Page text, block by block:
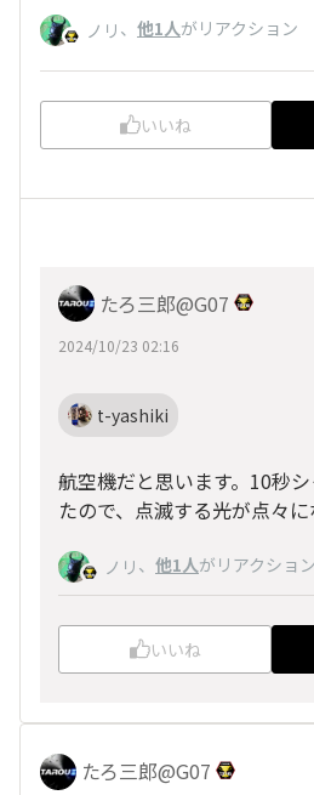
ノリ 、 他1人がリアクション
いいね
たろ三郎@G07
2024/10/23 02:16
t-yashiki
航空機だと思います。10秒
たので、点滅する光が点々に
ノリ 、 他1人がリアクション
いいね
たろ三郎@G07